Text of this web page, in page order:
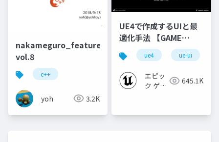
nakameguro_feature.cpp
vol.8
c++
yoh 3.2K
UE4で作成するUIと最
適化手法 【GAME
CREATORS
CONFERENCE '20】
ue4 ue-ui
エピッ
ク ゲー
645.1K